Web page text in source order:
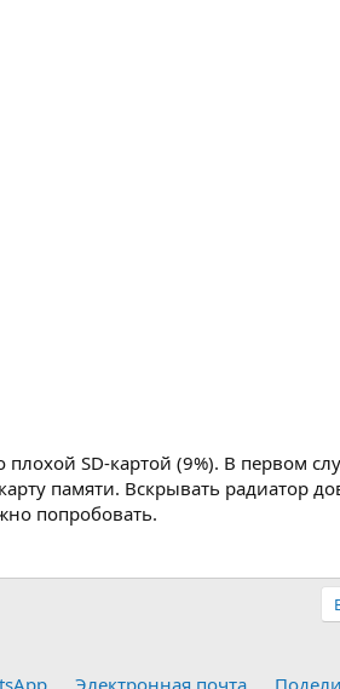
SD-картой (9%). В первом
памяти. Вскрывать радиатор
попробовать.
Электронная почта